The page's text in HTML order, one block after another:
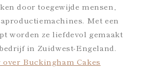
door toegewijde mensen,
Met een
worden ze liefdevol gemaakt
in Zuidwest-Engeland.
over Buckingham Cakes